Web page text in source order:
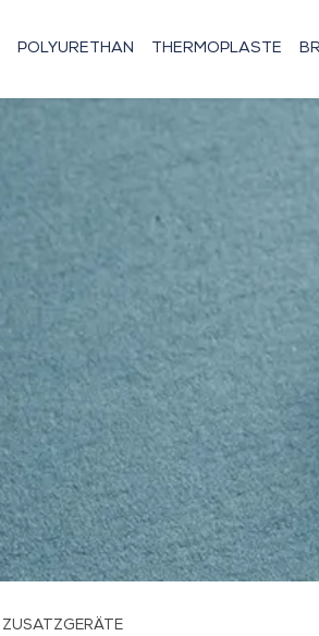
POLYURETHAN THERMOPLASTE
ZUSATZGERÄTE